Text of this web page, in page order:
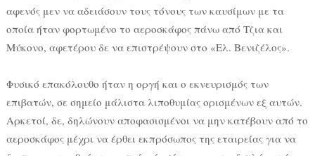
αφενός μεν να αδειάσουν τους τόνους των καυσίμων με τα
οποία ήταν φορτωμένο το αεροσκάφος πάνω από Τζια και
Μύκονο, αφετέρου δε να επιστρέψουν στο «Ελ. Βενιζέλος».
Φυσικό επακόλουθο ήταν η οργή και ο εκνευρισμός των
επιβατών, σε σημείο μάλιστα λιποθυμίας ορισμένων εξ αυτών.
Αρκετοί, δε, δηλώνουν αποφασισμένοι να μην κατέβουν από το
αεροσκάφος μέχρι να έρθει εκπρόσωπος της εταιρείας για να